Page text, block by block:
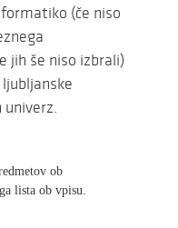
(če niso
jih še niso izbrali)
univerz.
ob
lista ob vpisu.